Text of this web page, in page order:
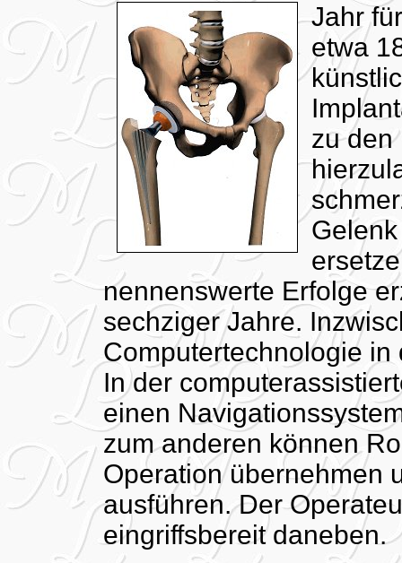
Jahr
etwa
zu den
nennenswerte Erfolge
sechziger Jahre.
Computertechnologie
In der
einen
zum anderen können
Operation übernehmen
ausführen. Der
eingriffsbereit daneben.